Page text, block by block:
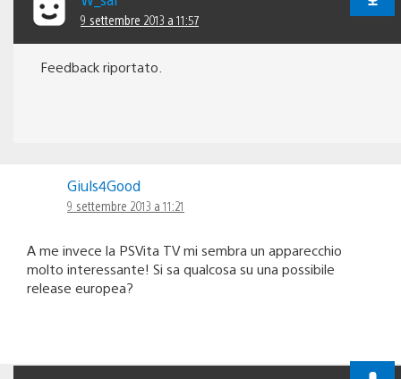
9 settembre 2013 a 11:57
Feedback riportato.
Giuls4Good
9 settembre 2013 a 11:21
A me invece la PSVita TV mi sembra un apparecchio
molto interessante! Si sa qualcosa su una possibile
release europea?